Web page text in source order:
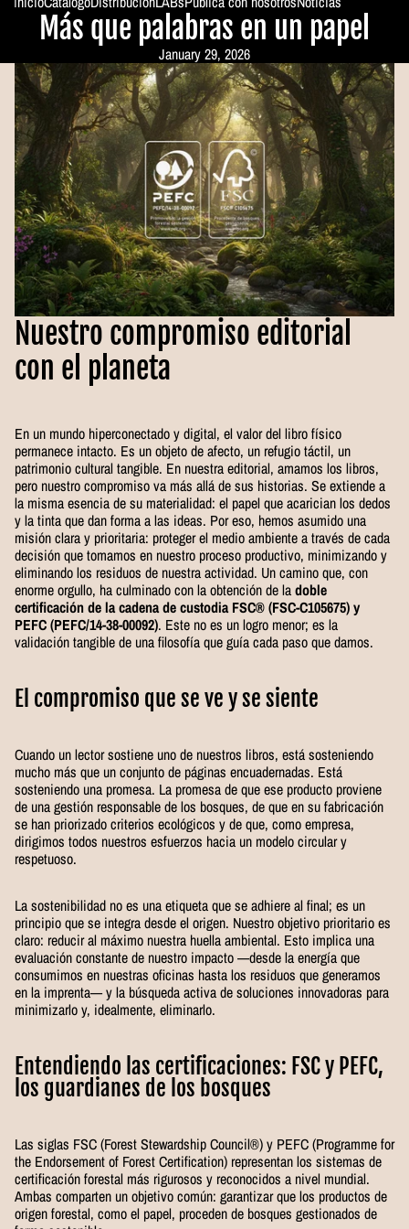
ColeWoman
Más que palabras en un papel
January 29, 2026
Nuestro compromiso editorial
con el planeta
En un mundo hiperconectado y digital, el valor del libro físico
permanece intacto. Es un objeto de afecto, un refugio táctil, un
patrimonio cultural tangible. En nuestra editorial, amamos los libros,
pero nuestro compromiso va más allá de sus historias. Se extiende a
la misma esencia de su materialidad: el papel que acarician los dedos
y la tinta que dan forma a las ideas. Por eso, hemos asumido una
misión clara y prioritaria: proteger el medio ambiente a través de cada
decisión que tomamos en nuestro proceso productivo, minimizando y
eliminando los residuos de nuestra actividad. Un camino que, con
enorme orgullo, ha culminado con la obtención de ladoble
certificación de la cadena de custodia FSC® (FSC-C105675) y
PEFC (PEFC/14-38-00092). Este no es un logro menor; es la
validación tangible de una filosofía que guía cada paso que damos.
El compromiso que se ve y se siente
Cuando un lector sostiene uno de nuestros libros, está sosteniendo
mucho más que un conjunto de páginas encuadernadas. Está
sosteniendo una promesa. La promesa de que ese producto proviene
de una gestión responsable de los bosques, de que en su fabricación
se han priorizado criterios ecológicos y de que, como empresa,
dirigimos todos nuestros esfuerzos hacia un modelo circular y
respetuoso.
La sostenibilidad no es una etiqueta que se adhiere al final; es un
principio que se integra desde el origen. Nuestro objetivo prioritario es
claro: reducir al máximo nuestra huella ambiental. Esto implica una
evaluación constante de nuestro impacto —desde la energía que
consumimos en nuestras oficinas hasta los residuos que generamos
en la imprenta— y la búsqueda activa de soluciones innovadoras para
minimizarlo y, idealmente, eliminarlo.
Entendiendo las certificaciones: FSC y PEFC,
los guardianes de los bosques
Las siglas FSC (Forest Stewardship Council®) y PEFC (Programme for
the Endorsement of Forest Certification) representan los sistemas de
certificación forestal más rigurosos y reconocidos a nivel mundial.
Ambas comparten un objetivo común: garantizar que los productos de
origen forestal, como el papel, proceden de bosques gestionados de